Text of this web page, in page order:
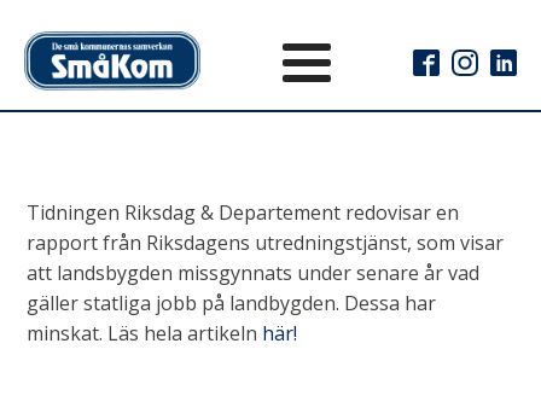
Tidningen Riksdag & Departement redovisar en
rapport från Riksdagens utredningstjänst, som visar
att landsbygden missgynnats under senare år vad
gäller statliga jobb på landbygden. Dessa har
minskat. Läs hela artikeln här!